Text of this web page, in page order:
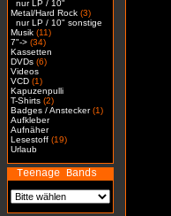
nur LP / 10"
Metal/Hard Rock (3)
nur LP / 10" sonstige
Musik (11)
7"-> (34)
Kassetten
DVDs (6)
Videos
VCD (1)
Kapuzenpulli
T-Shirts (2)
Badges / Anstecker(1)
Aufkleber
Aufnäher
Lesestoff (19)
Urlaub
Teenage Bands